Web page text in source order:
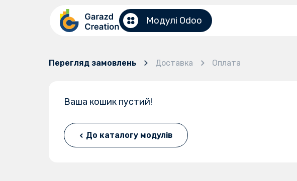
Модулі Odoo
Перегляд замовлень Доставка Оплата
Ваша кошик пустий!
До каталогу модулів